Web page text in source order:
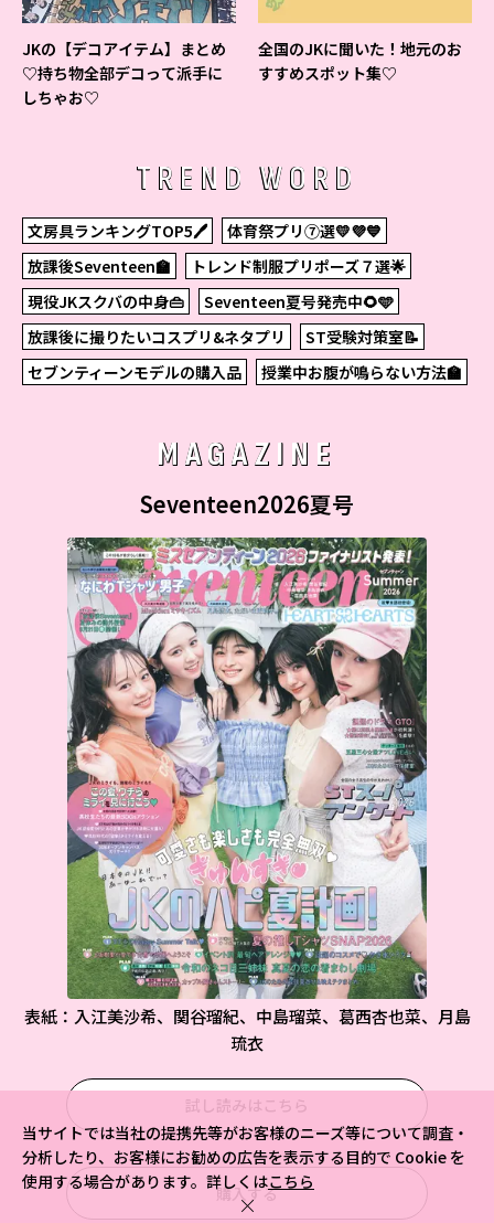
JKの【デコアイテム】まとめ
♡持ち物全部デコって派手に
しちゃお♡
全国のJKに聞いた！地元のお
すすめスポット集♡
TREND WORD
文房具ランキングTOP5🖊
体育祭プリ⑦選💛💜💙
放課後Seventeen🏫
トレンド制服プリポーズ７選🌟
現役JKスクバの中身👜
Seventeen夏号発売中🌻🩵
放課後に撮りたいコスプリ&ネタプリ
ST受験対策室📝
セブンティーンモデルの購入品
授業中お腹が鳴らない方法🏫
MAGAZINE
Seventeen2026夏号
表紙：入江美沙希、関谷瑠紀、中島瑠菜、葛西杏也菜、月島
琉衣
試し読みはこちら
購入する
当サイトでは当社の提携先等がお客様のニーズ等について調査・
分析したり、お客様にお勧めの広告を表示する目的で Cookie を
使用する場合があります。詳しくはこちら